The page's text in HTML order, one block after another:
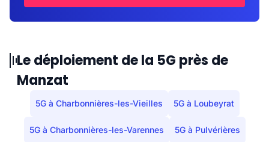
Le déploiement de la 5G près de
Manzat
5G à Charbonnières-les-Vieilles 5G à Loubeyrat
5G à Charbonnières-les-Varennes 5G à Pulvérières